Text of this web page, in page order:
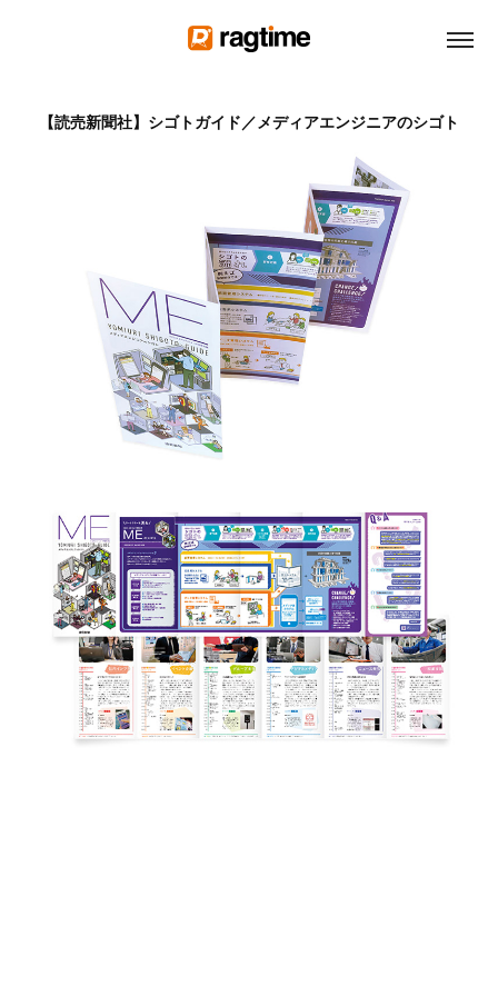
【読売新聞社】シゴトガイド／メディアエンジニアのシゴト